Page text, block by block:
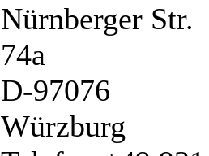
Nürnberger Str.
74a
D-97076
Würzburg